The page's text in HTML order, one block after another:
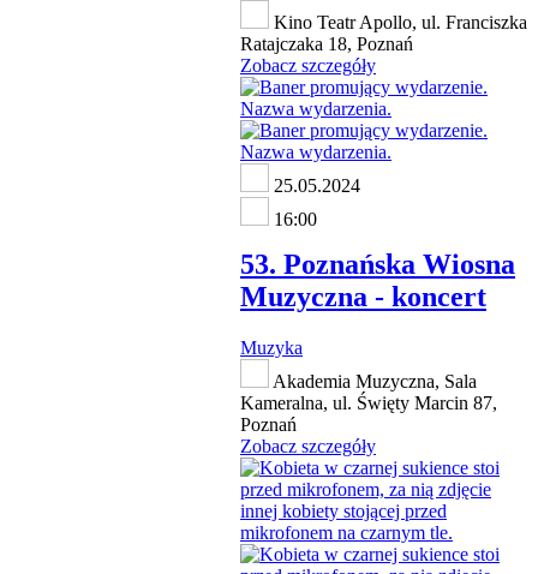
Kino Teatr Apollo, ul. Franciszka
Ratajczaka 18, Poznań
Zobacz szczegóły
25.05.2024
16:00
53. Poznańska Wiosna
Muzyczna - koncert
Muzyka
Akademia Muzyczna, Sala
Kameralna, ul. Święty Marcin 87,
Poznań
Zobacz szczegóły